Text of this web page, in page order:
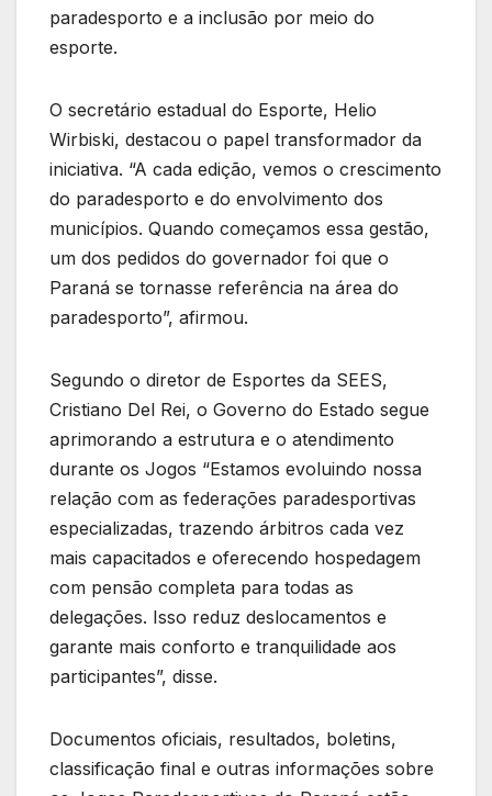
paradesporto e a inclusão por meio do
esporte.
O secretário estadual do Esporte, Helio
Wirbiski, destacou o papel transformador da
iniciativa. “A cada edição, vemos o crescimento
do paradesporto e do envolvimento dos
municípios. Quando começamos essa gestão,
um dos pedidos do governador foi que o
Paraná se tornasse referência na área do
paradesporto”, afirmou.
Segundo o diretor de Esportes da SEES,
Cristiano Del Rei, o Governo do Estado segue
aprimorando a estrutura e o atendimento
durante os Jogos “Estamos evoluindo nossa
relação com as federações paradesportivas
especializadas, trazendo árbitros cada vez
mais capacitados e oferecendo hospedagem
com pensão completa para todas as
delegações. Isso reduz deslocamentos e
garante mais conforto e tranquilidade aos
participantes”, disse.
Documentos oficiais, resultados, boletins,
classificação final e outras informações sobre